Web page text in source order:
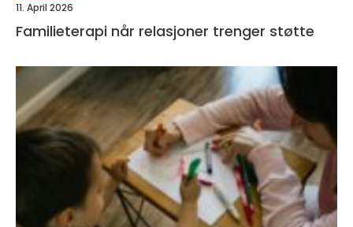
11. April 2026
Familieterapi når relasjoner trenger støtte